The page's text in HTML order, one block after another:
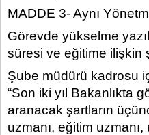
MADDE 3- Aynı
Görevde yükselme
süresi ve eğitime ilişkin
Şube müdürü kadrosu
“Son iki yıl Bakanlıkta
aranacak şartların
uzmanı, eğitim